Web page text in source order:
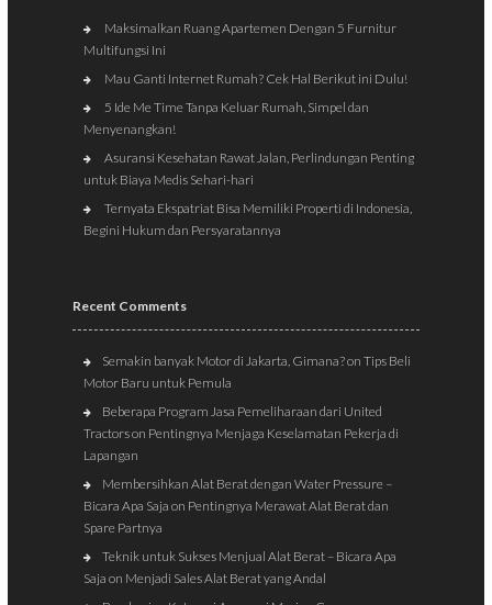
Maksimalkan Ruang Apartemen Dengan 5 Furnitur
Multifungsi Ini
Mau Ganti Internet Rumah? Cek Hal Berikut ini Dulu!
5 Ide Me Time Tanpa Keluar Rumah, Simpel dan
Menyenangkan!
Asuransi Kesehatan Rawat Jalan, Perlindungan Penting
untuk Biaya Medis Sehari-hari
Ternyata Ekspatriat Bisa Memiliki Properti di Indonesia,
Begini Hukum dan Persyaratannya
Recent Comments
Semakin banyak Motor di Jakarta, Gimana?onTips Beli
Motor Baru untuk Pemula
Beberapa Program Jasa Pemeliharaan dari United
Tractorson Pentingnya Menjaga Keselamatan Pekerja di
Lapangan
Membersihkan Alat Berat dengan Water Pressure –
Bicara Apa Saja on Pentingnya Merawat Alat Berat dan
Spare Partnya
Teknik untuk Sukses Menjual Alat Berat – Bicara Apa
Saja on Menjadi Sales Alat Berat yang Andal